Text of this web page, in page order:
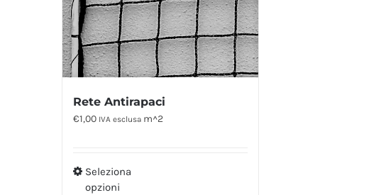
Rete Antirapaci
€1,00 IVA esclusa m^2
Seleziona
opzioni